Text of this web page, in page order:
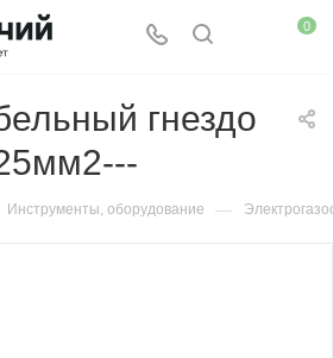
0
гнездо
Инструменты, оборудование —